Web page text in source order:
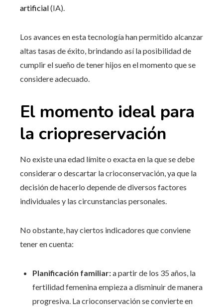
artificial(IA).
Los avances en esta tecnología han permitido alcanzar
altas tasas de éxito, brindando así la posibilidad de
cumplir el sueño de tener hijos en el momento que se
considere adecuado.
El momento ideal para
la criopreservación
No existe una edad límite o exacta en la que se debe
considerar o descartar la crioconservación, ya que la
decisión de hacerlo depende de diversos factores
individuales y las circunstancias personales.
No obstante, hay ciertos indicadores que conviene
tener en cuenta:
Planificación familiar:a partir de los 35 años, la
fertilidad femenina empieza a disminuir de manera
progresiva. La crioconservación se convierte en